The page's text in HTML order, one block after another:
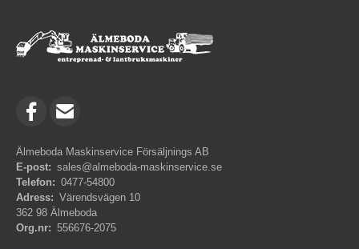
Älmeboda Maskinservice Försäljnings AB
E-post: sales@almeboda-maskinservice.se
Telefon: 0477-54800
Adress: Värendsvägen 10
362 98 Älmeboda
Org.nr: 556676-2075